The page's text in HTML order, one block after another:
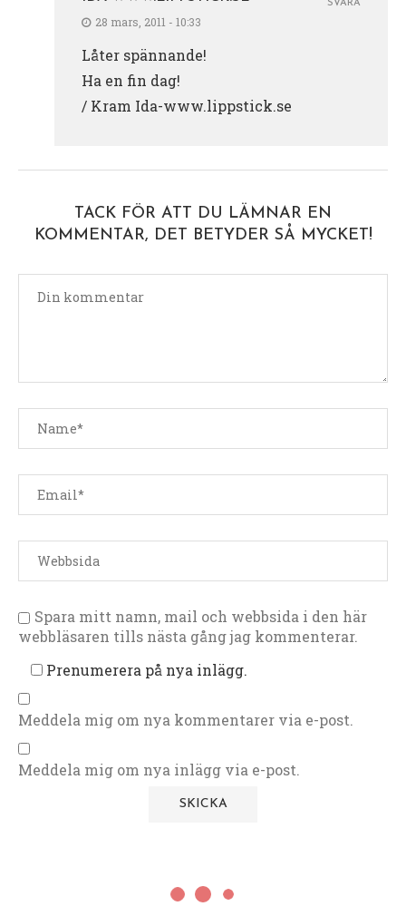
28 mars, 2011 - 10:33
Låter spännande!
Ha en fin dag!
/ Kram Ida-www.lippstick.se
SVARA
TACK FÖR ATT DU LÄMNAR EN
KOMMENTAR, DET BETYDER SÅ MYCKET!
Spara mitt namn, mail och webbsida i den här
webbläsaren tills nästa gång jag kommenterar.
Prenumerera på nya inlägg.
Meddela mig om nya kommentarer via e-post.
Meddela mig om nya inlägg via e-post.